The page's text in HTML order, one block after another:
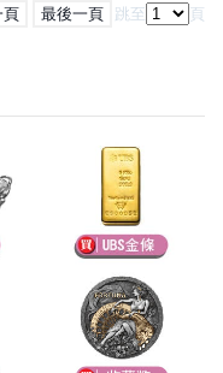
頁 最後一頁 跳至 頁